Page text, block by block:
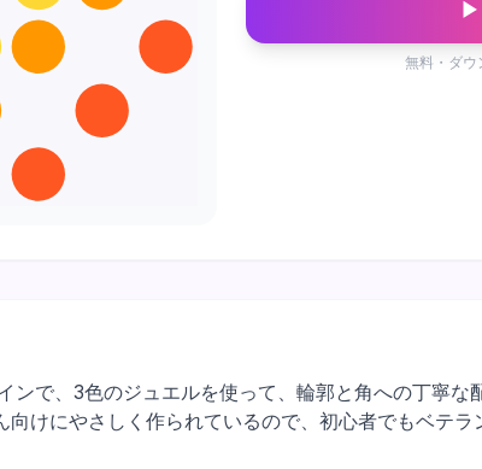
▶
無料・ダウ
で、3色のジュエルを使って、輪郭と角への丁寧な
向けにやさしく作られているので、初心者でもベテ